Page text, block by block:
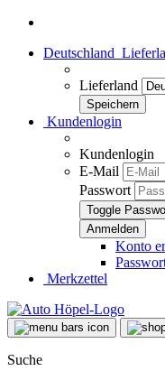
Deutschland
Lieferland
Kundenlogin
Kundenlogin
E-Mail
Passwort
Toggle
Konto
Merkzettel
Suche